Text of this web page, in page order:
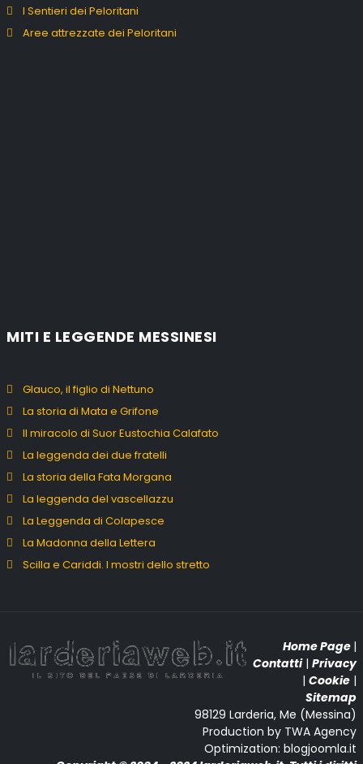
I Sentieri dei Peloritani
Aree attrezzate dei Peloritani
MITI E LEGGENDE MESSINESI
Glauco, il figlio di Nettuno
La storia di Mata e Grifone
Il miracolo di Suor Eustochia Calafato
La leggenda dei due fratelli
La storia della Fata Morgana
La leggenda del vascellazzu
La Leggenda di Colapesce
La Madonna della Lettera
Scilla e Cariddi. I mostri dello stretto
Home Page |
Contatti| Privacy
| Cookie |
Sitemap
98129 Larderia, Me (Messina)
Production by TWA Agency
Optimization: blogjoomla.it